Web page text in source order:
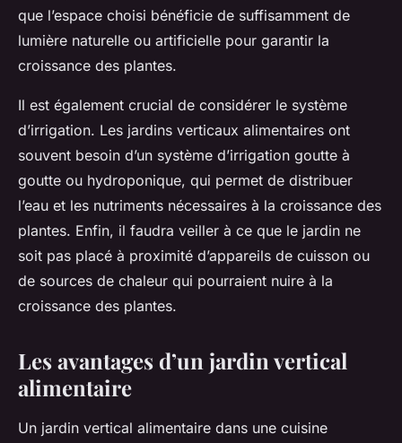
que l’espace choisi bénéficie de suffisamment de
lumière naturelle ou artificielle pour garantir la
croissance des plantes.
Il est également crucial de considérer le système
d’irrigation. Les jardins verticaux alimentaires ont
souvent besoin d’un système d’irrigation goutte à
goutte ou hydroponique, qui permet de distribuer
l’eau et les nutriments nécessaires à la croissance des
plantes. Enfin, il faudra veiller à ce que le jardin ne
soit pas placé à proximité d’appareils de cuisson ou
de sources de chaleur qui pourraient nuire à la
croissance des plantes.
Les avantages d’un jardin vertical
alimentaire
Un jardin vertical alimentaire dans une cuisine